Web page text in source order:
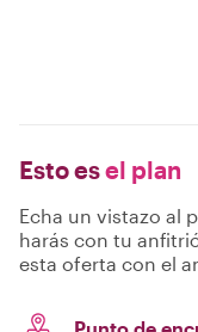
Esto esel plan
Echa un vistazo al
harás con tu
esta oferta con el
Punto de